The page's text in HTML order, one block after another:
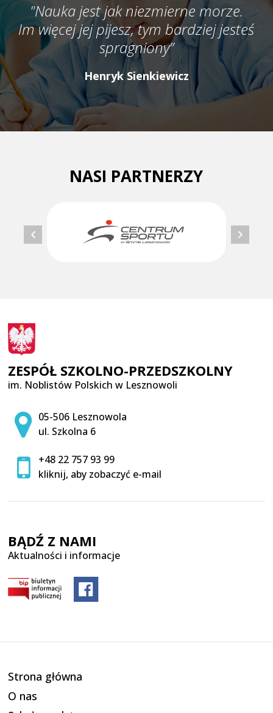
"Nauka jest jak niezmierne morze.
Im więcej jej pijesz, tym bardziej jesteś
spragniony”
Henryk Sienkiewicz
NASI PARTNERZY
ZESPÓŁ SZKOLNO-PRZEDSZKOLNY
im. Noblistów Polskich w Lesznowoli
Adres pocztowy:
05-506 Lesznowola
ul. Szkolna 6
+48 22 757 93 99
kliknij, aby zobaczyć e-mail
BĄDŹ Z NAMI
Aktualności i informacje
Strona główna
O nas